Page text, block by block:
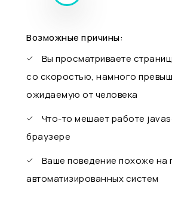
Возможные причины:
Вы просматриваете
со скоростью, намного
ожидаемую от человека
Что-то мешает работе
браузере
Ваше поведение похоже на
автоматизированных систем